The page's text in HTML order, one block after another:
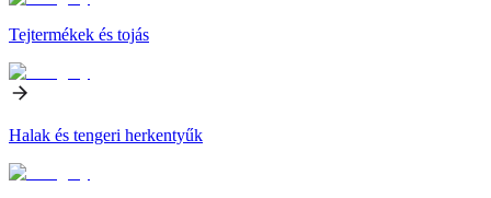
Tejtermékek és tojás
Halak és tengeri herkentyűk